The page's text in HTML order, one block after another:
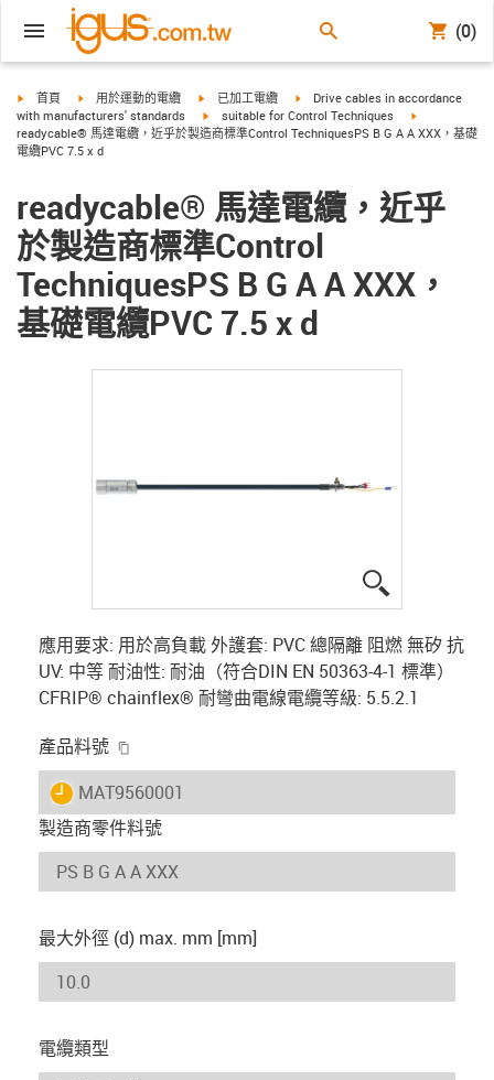
(0)
igus-icon-arrow-right
首頁 igus-icon-arrow-right
用於運動的電纜 igus-icon-arrow-right
已加工電纜 igus-icon-arrow-right
Drive cables in accordance
with manufacturers' standards
igus-icon-arrow-right
suitable for Control Techniques
readycable® 馬達電纜，近乎於製造商標準Control TechniquesPS B G A A XXX，基礎
電纜PVC 7.5 x d
readycable® 馬達電纜，近乎
於製造商標準Control
TechniquesPS B G A A XXX，
基礎電纜PVC 7.5 x d
應用要求: 用於高負載 外護套: PVC 總隔離 阻燃 無矽 抗
UV: 中等 耐油性: 耐油（符合DIN EN 50363-4-1 標準）
CFRIP® chainflex® 耐彎曲電線電纜等級: 5.5.2.1
產品料號
igus-icon-lieferzeit
MAT9560001
製造商零件料號
最大外徑 (d) max. mm [mm]
電纜類型